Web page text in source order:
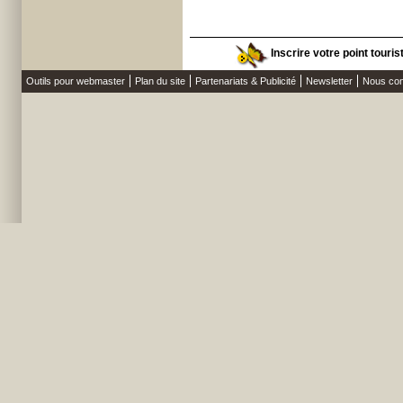
Inscrire votre point
Outils pour webmaster Plan du site Partenariats & Publicité Newsletter Nous